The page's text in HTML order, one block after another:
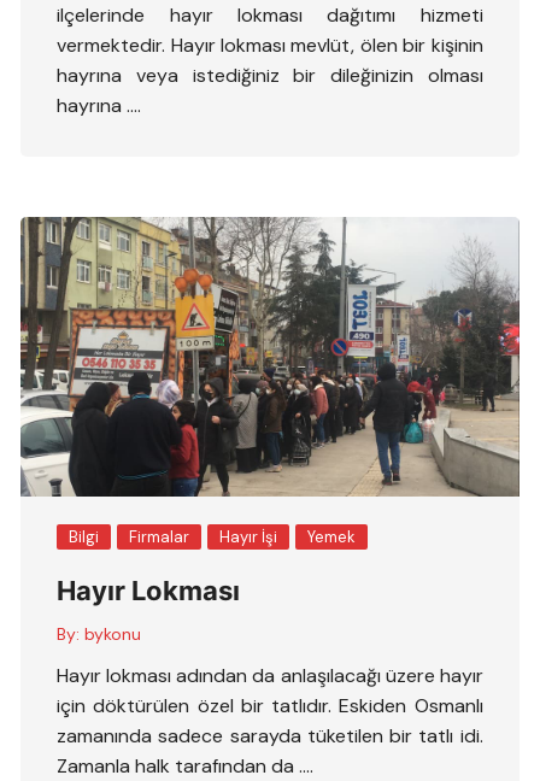
ilçelerinde hayır lokması dağıtımı hizmeti
vermektedir. Hayır lokması mevlüt, ölen bir kişinin
hayrına veya istediğiniz bir dileğinizin olması
hayrına ….
Bilgi Firmalar Hayır İşi Yemek
Hayır Lokması
By: bykonu
Hayır lokması adından da anlaşılacağı üzere hayır
için döktürülen özel bir tatlıdır. Eskiden Osmanlı
zamanında sadece sarayda tüketilen bir tatlı idi.
Zamanla halk tarafından da ….